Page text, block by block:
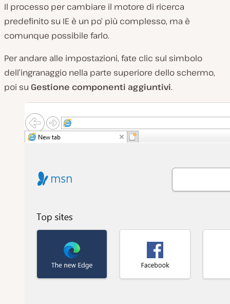
Il processo per cambiare il motore di ricerca
predefinito su IE è un po’ più complesso, ma è
comunque possibile farlo.
Per andare alle impostazioni, fate clic sul simbolo
dell’ingranaggio nella parte superiore dello schermo,
poi su Gestione componenti aggiuntivi.